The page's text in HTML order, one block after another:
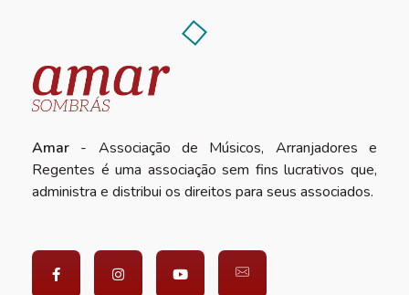
Amar - Associação de Músicos, Arranjadores e
Regentes é uma associação sem fins lucrativos que,
administra e distribui os direitos para seus associados.